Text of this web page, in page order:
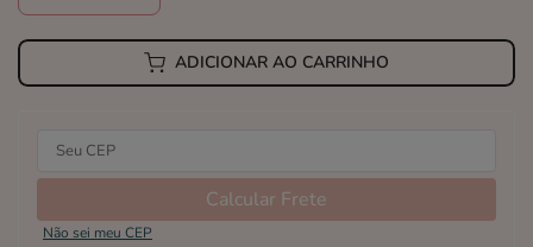
ADICIONAR AO CARRINHO
Calcular Frete
Não sei meu CEP